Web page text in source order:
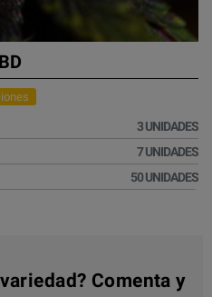
3 UNIDADES
7 UNIDADES
50 UNIDADES
Comenta y